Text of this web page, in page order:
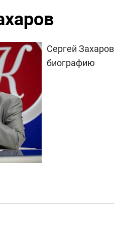
Сергей
биографию